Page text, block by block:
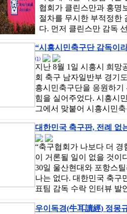
협회가 클린스만과 홍명
절차를 무시한 부적정한
다. 먼저 클린스만 감독
“시흥시민축구단 감독이
(1)
지난 8월 1일 시흥시 희망
회 축구 남자일반부 경기
흥시민축구단을 응원하
힘을 실어주었다. 시흥시
그에서 맞붙어 시흥시민
대한민국 축구판, 전례 없
“축구협회가 나보다 더
이 거론될 일이 없을 것이
30일 울산현대와 포항스
나는 없다. 대한민국 축구
표팀 감독 수락 인터뷰 발
우이독경(牛耳讀經) 정몽